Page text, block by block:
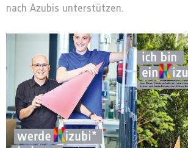
nach Azubis unterstützen.